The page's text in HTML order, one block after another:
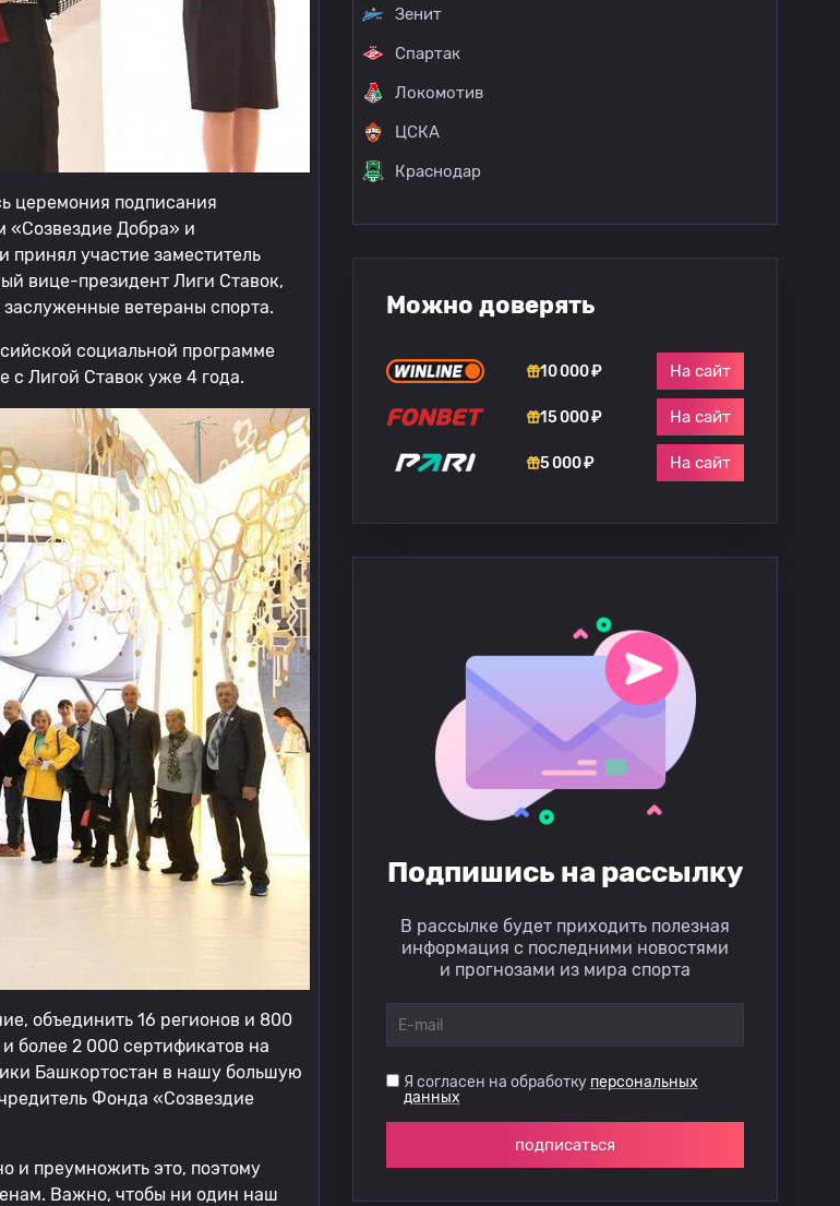
церемония подписания
«Созвездие Добра» и
участие заместитель
вице-президент Лиги Ставок,
ветераны спорта.
социальной программе
с Лигой Ставок уже 4 года.
объединить 16 регионов и 800
более 2 000 сертификатов на
Башкортостан в нашу большую
Фонда «Созвездие
и преумножить это, поэтому
Важно, чтобы ни один наш
Зенит
Спартак
Локомотив
ЦСКА
Краснодар
Можно доверять
10 000 ₽ На сайт
15 000 ₽ На сайт
5 000 ₽ На сайт
Подпишись на рассылку
В рассылке будет приходить полезная
информация с последними новостями
и прогнозами из мира спорта
Я согласен на обработку персональных
данных
подписаться